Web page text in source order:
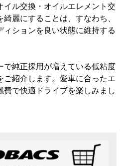
イル交換・オイルエレメント交
麗にすることは、すなわち、
ションを良い状態に維持する
で純正採用が増えている低粘度
紹介します。愛車に合ったエ
費で快適ドライブを楽しみまし